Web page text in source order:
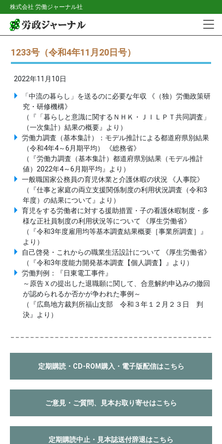
株式会社 労働ジャーナル社
1233号（令和4年11月20日号）
2022年11月10日
「中流の暮らし」を送るのに必要な年収 《（独）労働政策研
究・研修機構》
（『「暮らしと意識に関するＮＨＫ・ＪＩＬＰＴ共同調査」
（一次集計）結果の概要』より）
労働力調査（基本集計）：モデル推計による都道府県別結果
（令和4年4～6月期平均） 《総務省》
（『労働力調査（基本集計）都道府県別結果（モデル推計
値）2022年4～6月期平均』より）
一般職国家公務員の育児休業と介護休暇の状況 《人事院》
（『仕事と家庭の両立支援関係制度の利用状況調査（令和3
年度）の結果について』より）
育児をする労働者に対する援助措置・子の看護休暇制度・多
様な正社員制度の利用状況等について 《厚生労働省》
（『令和3年度雇用均等基本調査結果概要［事業所調査］』
より）
自己啓発・これからの職業生活設計について 《厚生労働省》
（『令和3年度能力開発基本調査【個人調査】』より）
労働判例：『日東電工事件』
～原告Ｘの提出した退職願に関して、合意解約申込みの撤回
が認められるか否かが争われた事例～
（『広島地方裁判所福山支部 令和３年１２月２３日 判
決』より）
定期購読・CD-ROM購入・電子版配信はこちら
ご意見・ご質問、見本お取り寄せはこちら
定期購読中止・見本誌送付辞退はこちら